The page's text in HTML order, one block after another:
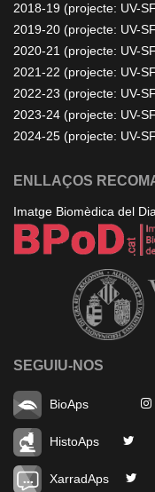
2018-19 (projecte: UV-
2019-20 (projecte: UV-
2020-21 (projecte: UV-
2021-22 (projecte: UV-
2022-23 (projecte: UV-
2023-24 (projecte: UV-
2024-25 (projecte: UV-
ENLLAÇOS
Imatge Biomèdica del
SEGUIU-NOS
BioAps
HistoAps
XarradAps